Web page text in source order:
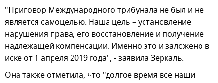
"Приговор Международного трибунала не был и не
является самоцелью. Наша цель – установление
нарушения права, его восстановление и получение
надлежащей компенсации. Именно это и заложено в
иске от 1 апреля 2019 года", - заявила Зеркаль.
Она также отметила, что "долгое время все наши